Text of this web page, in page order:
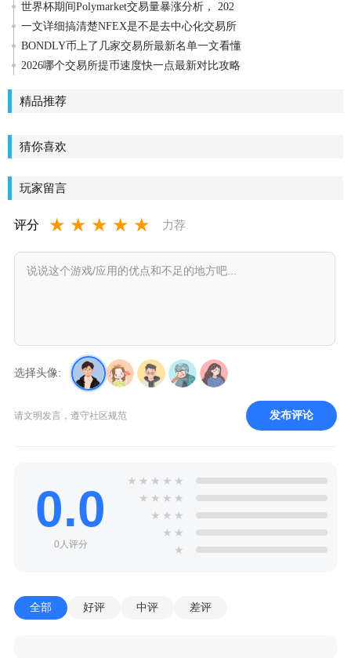
世界杯期间Polymarket交易量暴涨分析， 202
一文详细搞清楚NFEX是不是去中心化交易所
BONDLY币上了几家交易所最新名单一文看懂
2026哪个交易所提币速度快一点最新对比攻略
精品推荐
猜你喜欢
玩家留言
评分 ★ ★ ★ ★ ★ 力荐
选择头像:
请文明发言，遵守社区规范 发布评论
0.0
0人评分
★ ★ ★ ★ ★
★ ★ ★ ★
★ ★ ★
★ ★
★
全部 好评 中评 差评